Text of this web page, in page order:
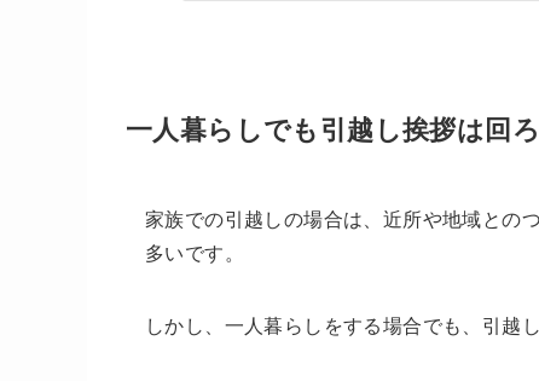
一人暮らしでも引越し挨拶は回
家族での引越しの場合は、近所や地域との
多いです。
しかし、一人暮らしをする場合でも、引越